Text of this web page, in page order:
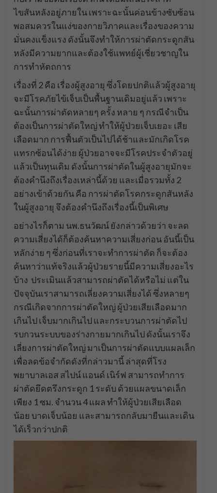
ไขสันหลังอยู่ภายใน เพราะฉะนั้นค่อนข้างซับซ้อน
พอสมควรในแง่ของกายวิภาคและเรื่องของความ
มั่นคงแข็งแรง ดังนั้นจึงทำให้การผ่าตัดกระดูกสัน
หลังมีความยากและต้องใช้แพทย์ผู้เชี่ยวชาญใน
การทำหัตถการ
เรื่องที่ 2 คือ เรื่องผู้สูงอายุ ซึ่งโดยปกติแล้วผู้สูงอายุ
จะมีโรคภัยไข้เจ็บเป็นพื้นฐานเดิมอยู่แล้ว เพราะ
ฉะนั้นการผ่าตัดหลายๆ ครั้ง หลาย ๆ กรณีจำเป็น
ต้องเป็นการผ่าตัดใหญ่ ทำให้ผู้ป่วยเจ็บเยอะ เสีย
เลือดมาก การฟื้นตัวเป็นไปได้ช้าและมักเกิดโรค
แทรกซ้อนได้ง่าย ผู้ป่วยอาจจะมีโรคประจำตัวอยู่
แล้วเป็นทุนเดิม ดังนั้นการผ่าตัดในผู้สูงอายุมักจะ
ต้องคำนึงถึงเรื่องเหล่านี้ด้วย และเมื่อรวมทั้ง 2
อย่างเข้าด้วยกัน คือ การผ่าตัดโรคกระดูกสันหลัง
ในผู้สูงอายุ จึงต้องคำนึงถึงเรื่องนี้เป็นพิเศษ
อย่างไรก็ตาม นพ.ธนวัฒน์ ยังกล่าวด้วยว่า จะลด
ความเสี่ยงได้ก็ต้องค้นหาความเสี่ยงก่อน อันนี้เป็น
หลักง่าย ๆ ซึ่งก่อนที่เราจะทำการผ่าตัด ก็จะต้อง
ค้นหาว่าแท้จริงแล้วผู้ป่วยรายนี้มีความเสี่ยงอะไร
บ้าง ประเมินแล้วสามารถผ่าตัดได้หรือไม่ แต่ใน
ปัจจุบันเราสามารถเลี่ยงความเสี่ยงได้ ซึ่งหลายๆ
กรณีเกิดจากการผ่าตัดใหญ่ ผู้ป่วยเสียเลือดมาก
เกินไป เจ็บมากเกินไป และกระบวนการผ่าตัดไป
รบกวนระบบของร่างกายมากเกินไป ดังนั้นเราจึง
เลี่ยงการผ่าตัดใหญ่ มาเป็นการผ่าตัดแบบแผลเล็ก
เพื่อลดข้อจำกัดดังที่กล่าวมานี้ ล่าสุดที่โรง
พยาบาลเอส สไปน์ แอนด์ เนิร์ฟ สามารถทำการ
ผ่าตัดยึดตรึงกระดูก 1 ระดับ ด้วยแผลขนาดเล็ก
เพียง 1 ซม. จำนวน 4 แผล ทำให้ผู้ป่วยเสียเลือด
น้อย บาดเจ็บน้อย และสามารถกลับมายืนและเดิน
ได้เร็วกว่าปกติ